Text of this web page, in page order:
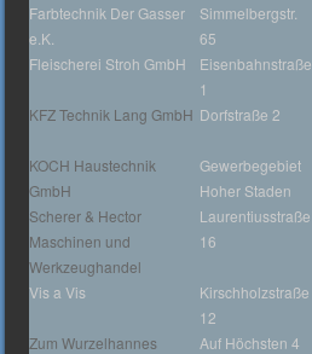
Farbtechnik Der Gasser
e.K.
Simmelbergstr.
65
Fleischerei Stroh GmbH
Eisenbahnstraße
1
KFZ Technik Lang GmbH Dorfstraße 2
KOCH Haustechnik
GmbH
Gewerbegebiet
Hoher Staden
Scherer & Hector
Maschinen und
Werkzeughandel
Laurentiusstraße
16
Vis a Vis
Kirschholzstraße
12
Zum Wurzelhannes
Auf Höchsten 4